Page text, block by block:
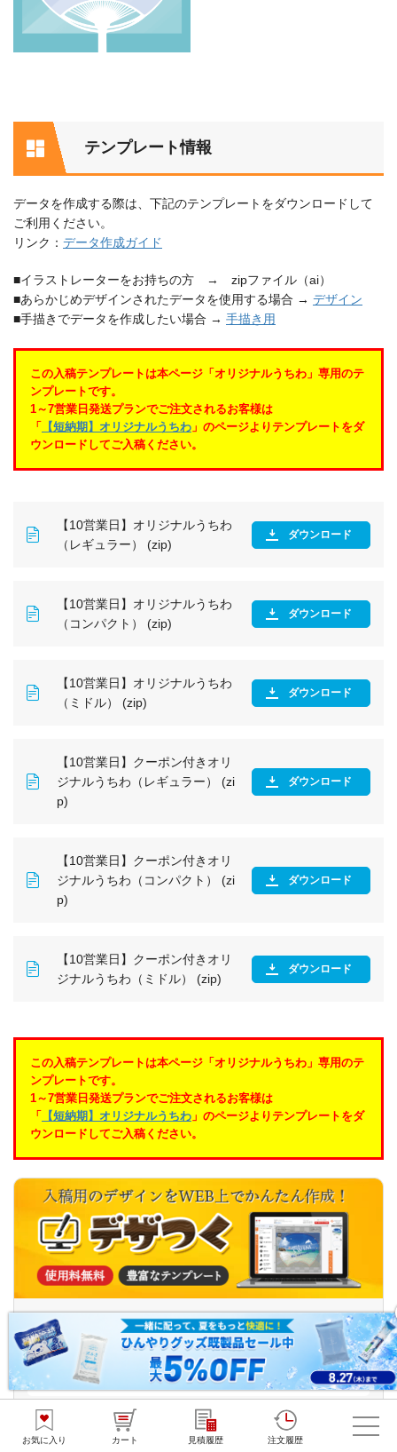
お気に入り カート 見積履歴 注文履歴
追加番号にて対応。
【２】梱包形態について
に梱包されております。
【３】ナンバリングサイズについ
て。
ることができません。
ましては、下記の通りお願い致
します。
ザインをお願いします。
※ナンバリング部分の背景は必
ず「白地」になります。
縦6mm×横30mmの四角の大き
【4】ナンバリング位置について。
但し、ナンバリングを行う部分
は印刷の関係上ニス引きされま
て。
開始番号は「000000」か「000
らの番号指定や、任意番号の指
定はできません。
また、桁数の変更もできませ
ナンバリングの場合は骨色の取
り混ぜができません。
テンプレート情報
データを作成する際は、下記のテンプレートをダウンロードして
ご利用ください。
リンク： データ作成ガイド
■イラストレーターをお持ちの方 → zipファイル（ai）
■あらかじめデザインされたデータを使用する場合 → デザイン
■手描きでデータを作成したい場合 → 手描き用
この入稿テンプレートは本ページ「オリジナルうちわ」専用のテ
ンプレートです。
1～7営業日発送プランでご注文されるお客様は
「
【短納期】オリジナルうちわ 」のページよりテンプレートをダ
ウンロードしてご入稿ください。
【10営業日】オリジナルうちわ
（レギュラー） (zip)
ダウンロード
【10営業日】オリジナルうちわ
（コンパクト） (zip)
ダウンロード
【10営業日】オリジナルうちわ
（ミドル） (zip)
ダウンロード
【10営業日】クーポン付きオリ
ジナルうちわ（レギュラー） (zi
p)
ダウンロード
【10営業日】クーポン付きオリ
ジナルうちわ（コンパクト） (zi
p)
ダウンロード
【10営業日】クーポン付きオリ
ジナルうちわ（ミドル） (zip)
ダウンロード
この入稿テンプレートは本ページ「オリジナルうちわ」専用のテ
ンプレートです。
1～7営業日発送プランでご注文されるお客様は
「
【短納期】オリジナルうちわ 」のページよりテンプレートをダ
ウンロードしてご入稿ください。
保存の際に発行される「デザインキー」と呼ばれる番号をWEB入
稿フォームにて送信してください。
レギュラーサイズ デザインを作る
コンパクトサイズ デザインを作る